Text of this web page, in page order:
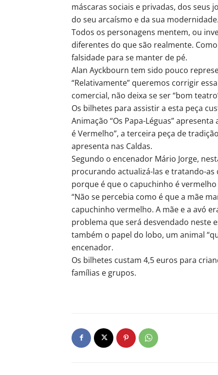
máscaras sociais e privadas, dos seus
do seu arcaísmo e da sua modernidade.
Todos os personagens mentem, ou
diferentes do que são realmente.
falsidade para se manter de pé.
Alan Ayckbourn tem sido pouco
“Relativamente” queremos corrigir
comercial, não deixa se ser “bom
Os bilhetes para assistir a esta peça
Animação “Os Papa-Léguas”
é Vermelho”, a terceira peça de
apresenta nas Caldas.
Segundo o encenador Mário Jorge,
procurando actualizá-las e tratando-as
porque é que o capuchinho é
“Não se percebia como é que a mãe
capuchinho vermelho. A mãe e a avó
problema que será desvendado neste
também o papel do lobo, um animal
encenador.
Os bilhetes custam 4,5 euros para
famílias e grupos.